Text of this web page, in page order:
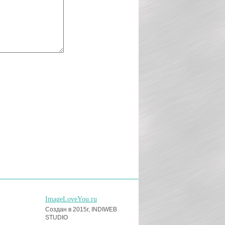
ImageLoveYou.ru
Создан в 2015г, INDIWEB
STUDIO